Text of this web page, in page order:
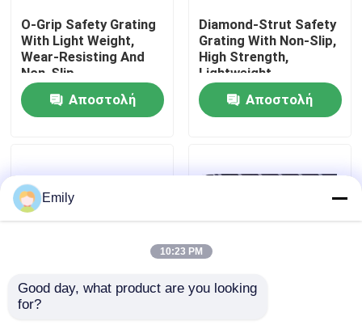
Έλεγχος ποιότητας
Επικοινωνήστε μαζί μας
Υποθέσεις
O-Grip Safety Grating
With Light Weight,
Wear-Resisting And
Non-Slip
Αποστολή
Diamond-Strut Safety
Grating With Non-Slip,
High Strength,
Lightweight
Αποστολή
Τύπος-κλειδωμένο
Emily
10:23 PM
Good day, what product are you looking
for?